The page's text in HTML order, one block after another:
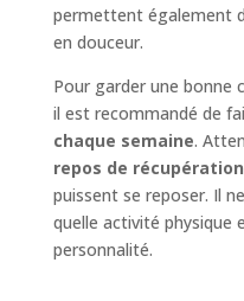
permettent également
en douceur.
Pour garder une bonne
il est recommandé de
chaque semaine.
repos de récupération
puissent se reposer. Il
quelle activité physique
personnalité.